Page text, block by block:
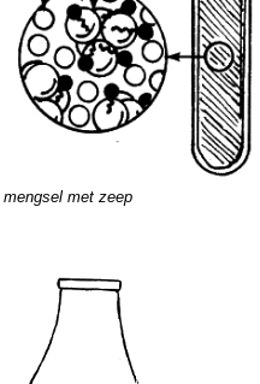
mengsel met zeep